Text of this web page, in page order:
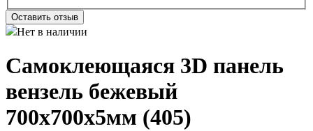
Оставить отзыв
Нет в наличии
Самоклеющаяся 3D панель
вензель бежевый
700x700x5мм (405)